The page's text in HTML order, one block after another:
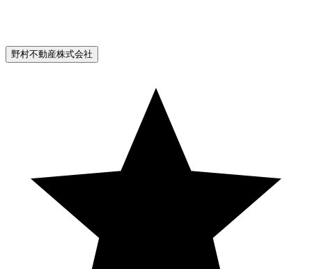
野村不動産株式会社